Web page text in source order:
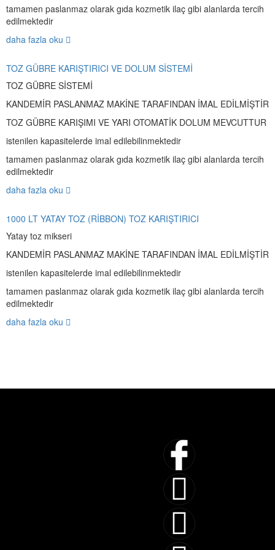
tamamen paslanmaz olarak gıda kozmetik ilaç gibi alanlarda tercih
edilmektedir
daha fazla oku
TOZ GÜBRE KARIŞTIRICI VE DOLUM SİSTEMİ
TOZ GÜBRE SİSTEMİ
KANDEMİR PASLANMAZ MAKİNE TARAFINDAN İMAL EDİLMİŞTİR
TOZ GÜBRE KARIŞIMI VE YARI OTOMATİK DOLUM MEVCUTTUR
istenilen kapasitelerde imal edilebilinmektedir
tamamen paslanmaz olarak gıda kozmetik ilaç gibi alanlarda tercih
edilmektedir
daha fazla oku
1000 LT YATAY TOZ (RİBBON) TOZ KARIŞTIRICI
Yatay toz mikseri
KANDEMİR PASLANMAZ MAKİNE TARAFINDAN İMAL EDİLMİŞTİR
istenilen kapasitelerde imal edilebilinmektedir
tamamen paslanmaz olarak gıda kozmetik ilaç gibi alanlarda tercih
edilmektedir
daha fazla oku